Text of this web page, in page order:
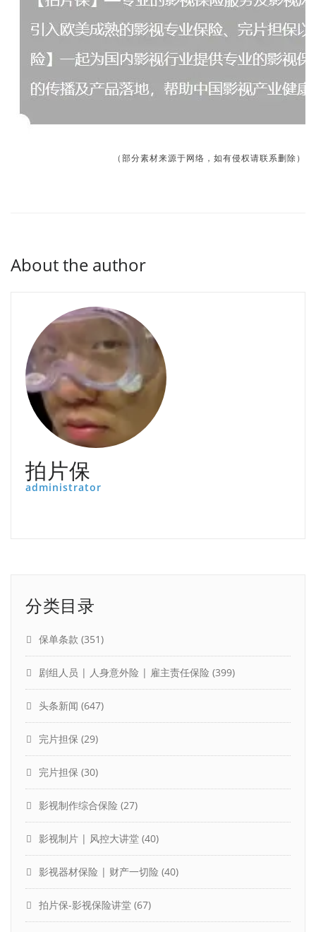
（部分素材来源于网络，如有侵权请联系删除）
About the author
拍片保
administrator
分类目录
保单条款 (351)
剧组人员 | 人身意外险 | 雇主责任保险 (399)
头条新闻 (647)
完片担保 (29)
完片担保 (30)
影视制作综合保险 (27)
影视制片 | 风控大讲堂 (40)
影视器材保险 | 财产一切险 (40)
拍片保-影视保险讲堂 (67)